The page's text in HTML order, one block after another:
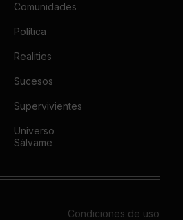
Comunidades
Política
Realities
Sucesos
Supervivientes
Universo
Sálvame
Condiciones de uso